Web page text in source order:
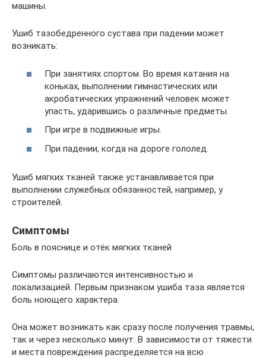
машины.
Ушиб тазобедренного сустава при падении может
возникать:
При занятиях спортом. Во время катания на
коньках, выполнении гимнастических или
акробатических упражнений человек может
упасть, ударившись о различные предметы.
При игре в подвижные игры.
При падении, когда на дороге гололед.
Ушиб мягких тканей также устанавливается при
выполнении служебных обязанностей, например, у
строителей.
Симптомы
Боль в пояснице и отёк мягких тканей
Симптомы различаются интенсивностью и
локализацией. Первым признаком ушиба таза является
боль ноющего характера.
Она может возникать как сразу после получения травмы,
так и через несколько минут. В зависимости от тяжести
и места повреждения распределяется на всю